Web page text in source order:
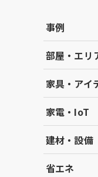
事例
部屋・エリ
家具・アイ
家電・IoT
建材・設備
省エネ